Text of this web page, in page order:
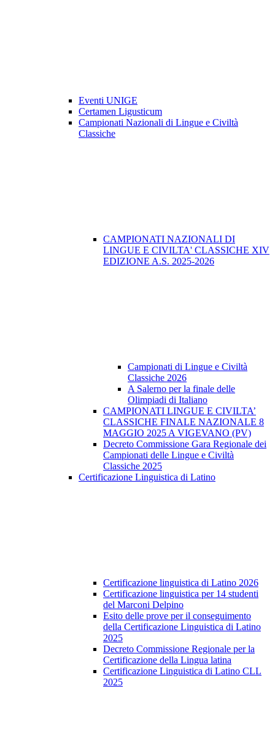
Eventi UNIGE
Certamen Ligusticum
Campionati Nazionali di Lingue e Civiltà
Classiche
CAMPIONATI NAZIONALI DI
LINGUE E CIVILTA' CLASSICHE XIV
EDIZIONE A.S. 2025-2026
Campionati di Lingue e Civiltà
Classiche 2026
A Salerno per la finale delle
Olimpiadi di Italiano
CAMPIONATI LINGUE E CIVILTA’
CLASSICHE FINALE NAZIONALE 8
MAGGIO 2025 A VIGEVANO (PV)
Decreto Commissione Gara Regionale dei
Campionati delle Lingue e Civiltà
Classiche 2025
Certificazione Linguistica di Latino
Certificazione linguistica di Latino 2026
Certificazione linguistica per 14 studenti
del Marconi Delpino
Esito delle prove per il conseguimento
della Certificazione Linguistica di Latino
2025
Decreto Commissione Regionale per la
Certificazione della Lingua latina
Certificazione Linguistica di Latino CLL
2025